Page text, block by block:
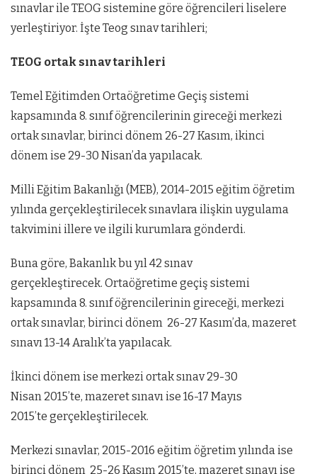
sınavlar ile TEOG sistemine göre öğrencileri liselere
yerleştiriyor. İşte Teog sınav tarihleri;
TEOG ortak sınav tarihleri
Temel Eğitimden Ortaöğretime Geçiş sistemi
kapsamında 8. sınıf öğrencilerinin gireceği merkezi
ortak sınavlar, birinci dönem 26-27 Kasım, ikinci
dönem ise 29-30 Nisan’da yapılacak.
Milli Eğitim Bakanlığı (MEB), 2014-2015 eğitim öğretim
yılında gerçekleştirilecek sınavlara ilişkin uygulama
takvimini illere ve ilgili kurumlara gönderdi.
Buna göre, Bakanlık bu yıl 42 sınav
gerçekleştirecek. Ortaöğretime geçiş sistemi
kapsamında 8. sınıf öğrencilerinin gireceği, merkezi
ortak sınavlar, birinci dönem 26-27 Kasım’da, mazeret
sınavı 13-14 Aralık’ta yapılacak.
İkinci dönem ise merkezi ortak sınav 29-30
Nisan 2015’te, mazeret sınavı ise 16-17 Mayıs
2015’te gerçekleştirilecek.
Merkezi sınavlar, 2015-2016 eğitim öğretim yılında ise
birinci dönem 25-26 Kasım 2015’te, mazeret sınavı ise